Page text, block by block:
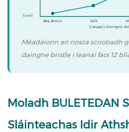
Íseal
Bog Breise
Soft
Catagóir Daingne
Méadaíonn an riosca scríobadh
daingne bristle i leanaí faoi 12
Moladh BULETEDAN
Sláinteachas Idir